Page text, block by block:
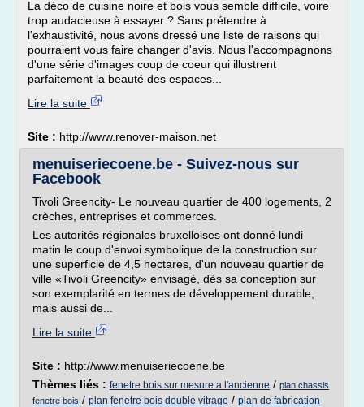
La déco de cuisine noire et bois vous semble difficile, voire
trop audacieuse à essayer ? Sans prétendre à
l'exhaustivité, nous avons dressé une liste de raisons qui
pourraient vous faire changer d'avis. Nous l'accompagnons
d'une série d'images coup de coeur qui illustrent
parfaitement la beauté des espaces...
Lire la suite
Site : http://www.renover-maison.net
menuiseriecoene.be - Suivez-nous sur
Facebook
Tivoli Greencity- Le nouveau quartier de 400 logements, 2
crèches, entreprises et commerces.
Les autorités régionales bruxelloises ont donné lundi
matin le coup d'envoi symbolique de la construction sur
une superficie de 4,5 hectares, d'un nouveau quartier de
ville «Tivoli Greencity» envisagé, dès sa conception sur
son exemplarité en termes de développement durable,
mais aussi de...
Lire la suite
Site : http://www.menuiseriecoene.be
Thèmes liés : fenetre bois sur mesure a l'ancienne / plan chassis
fenetre bois / plan fenetre bois double vitrage / plan de fabrication